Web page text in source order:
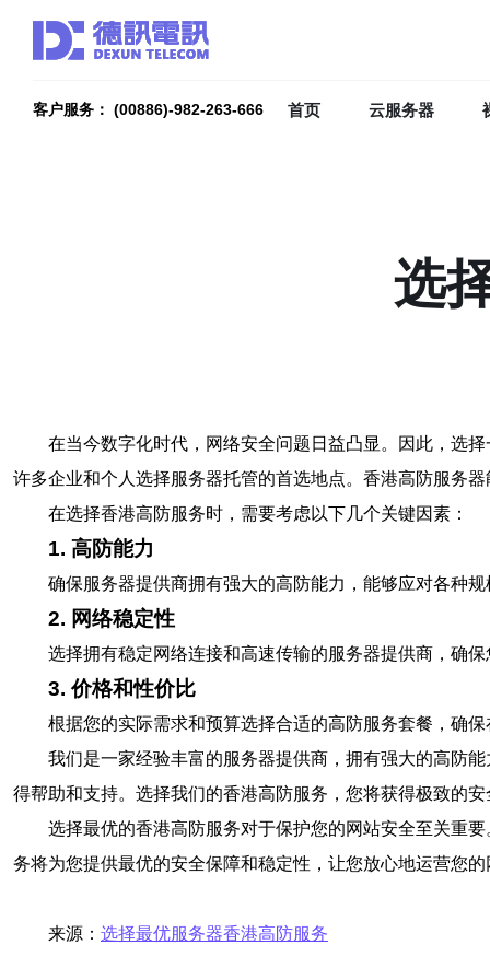
客户服务： (00886)-982-263-666 首页 云服务器
选
在当今数字化时代，网络安全问题日益凸显。因此，选
许多企业和个人选择服务器托管的首选地点。香港高防服务
在选择香港高防服务时，需要考虑以下几个关键因素：
1. 高防能力
确保服务器提供商拥有强大的高防能力，能够应对各种
2. 网络稳定性
选择拥有稳定网络连接和高速传输的服务器提供商，确
3. 价格和性价比
根据您的实际需求和预算选择合适的高防服务套餐，确
我们是一家经验丰富的服务器提供商，拥有强大的高防
得帮助和支持。选择我们的香港高防服务，您将获得极致的
选择最优的香港高防服务对于保护您的网站安全至关重
务将为您提供最优的安全保障和稳定性，让您放心地运营您的
来源： 选择最优服务器香港高防服务